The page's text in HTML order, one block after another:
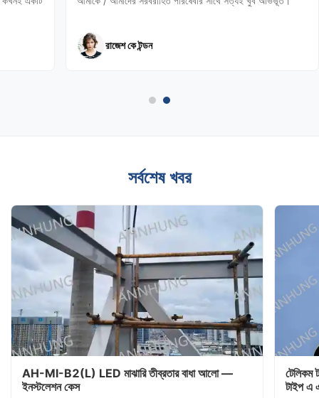
রাজেশ কে টন্ডন
সর্বশেষ খবর
AH-MI-B2(L) LED মাঝারি তীব্রতার বাধা আলো —
ইনস্টলেশন কেস
টাইপ এ